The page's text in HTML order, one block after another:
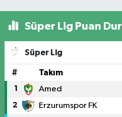
Süper Lig Puan
Süper Lig
# Takım
1 Amed
2 Erzurumspor FK